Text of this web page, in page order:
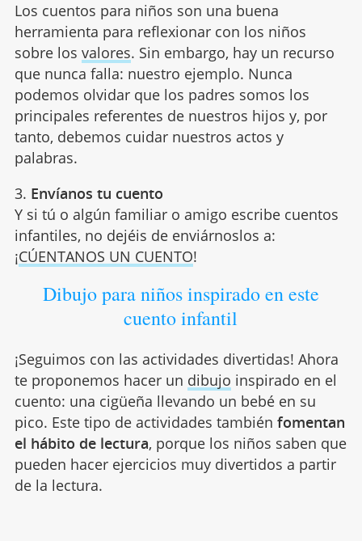
Los cuentos para niños son una buena
herramienta para reflexionar con los niños
sobre los valores. Sin embargo, hay un recurso
que nunca falla: nuestro ejemplo. Nunca
podemos olvidar que los padres somos los
principales referentes de nuestros hijos y, por
tanto, debemos cuidar nuestros actos y
palabras.
3. Envíanos tu cuento
Y si tú o algún familiar o amigo escribe cuentos
infantiles, no dejéis de enviárnoslos a:
¡CÚENTANOS UN CUENTO!
Dibujo para niños inspirado en este
cuento infantil
¡Seguimos con las actividades divertidas! Ahora
te proponemos hacer un dibujo inspirado en el
cuento: una cigüeña llevando un bebé en su
pico. Este tipo de actividades también fomentan
el hábito de lectura, porque los niños saben que
pueden hacer ejercicios muy divertidos a partir
de la lectura.